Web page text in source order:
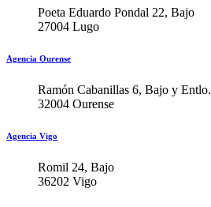
Poeta Eduardo Pondal 22, Bajo
27004 Lugo
Agencia Ourense
Ramón Cabanillas 6, Bajo y Entlo.
32004 Ourense
Agencia Vigo
Romil 24, Bajo
36202 Vigo